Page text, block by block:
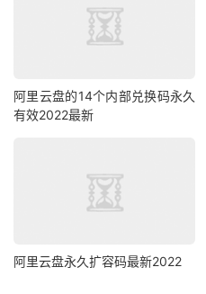
阿里云盘的14个内部兑换码永久
有效2022最新
阿里云盘永久扩容码最新2022